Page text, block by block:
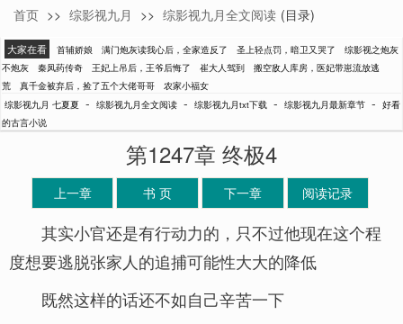
七夏夏
首页 >> 综影视九月 >> 综影视九月全文阅读 (目录)
大家在看 首辅娇娘 满门炮灰读我心后，全家造反了 圣上轻点罚，暗卫又哭了
综影视之炮灰
不炮灰
秦凤药传奇 王妃上吊后，王爷后悔了 崔大人驾到
搬空敌人库房，医妃带崽流放逃
荒
真千金被弃后，捡了五个大佬哥哥
农家小福女
综影视九月 七夏夏 - 综影视九月全文阅读 - 综影视九月txt下载 - 综影视九月最新章节 - 好看
的古言小说
第1247章 终极4
上一章 书 页 下一章 阅读记录
其实小官还是有行动力的，只不过他现在这个程
度想要逃脱张家人的追捕可能性大大的降低
既然这样的话还不如自己辛苦一下